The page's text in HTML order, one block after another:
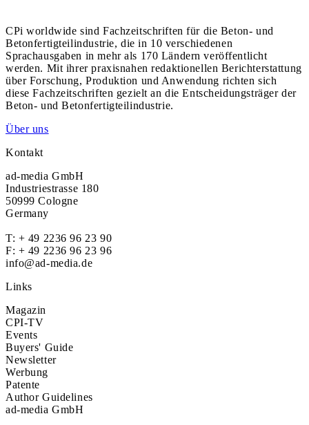
CPi worldwide sind Fachzeitschriften für die Beton- und
Betonfertigteilindustrie, die in 10 verschiedenen
Sprachausgaben in mehr als 170 Ländern veröffentlicht
werden. Mit ihrer praxisnahen redaktionellen Berichterstattung
über Forschung, Produktion und Anwendung richten sich
diese Fachzeitschriften gezielt an die Entscheidungsträger der
Beton- und Betonfertigteilindustrie.
Über uns
Kontakt
ad-media GmbH
Industriestrasse 180
50999 Cologne
Germany
T: + 49 2236 96 23 90
F: + 49 2236 96 23 96
info@ad-media.de
Links
Magazin
CPI-TV
Events
Buyers' Guide
Newsletter
Werbung
Patente
Author Guidelines
ad-media GmbH